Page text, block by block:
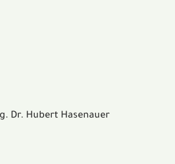
Dr. Hubert Hasenauer